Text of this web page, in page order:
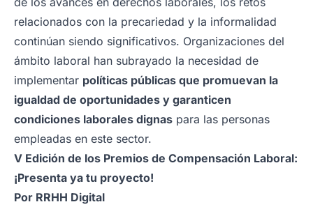
relacionados con la precariedad y la informalidad
continúan siendo significativos. Organizaciones del
ámbito laboral han subrayado la necesidad de
implementar políticas públicas que promuevan la
igualdad de oportunidades y garanticen
condiciones laborales dignas para las personas
empleadas en este sector.
V Edición de los Premios de Compensación Laboral:
¡Presenta ya tu proyecto!
Por RRHH Digital